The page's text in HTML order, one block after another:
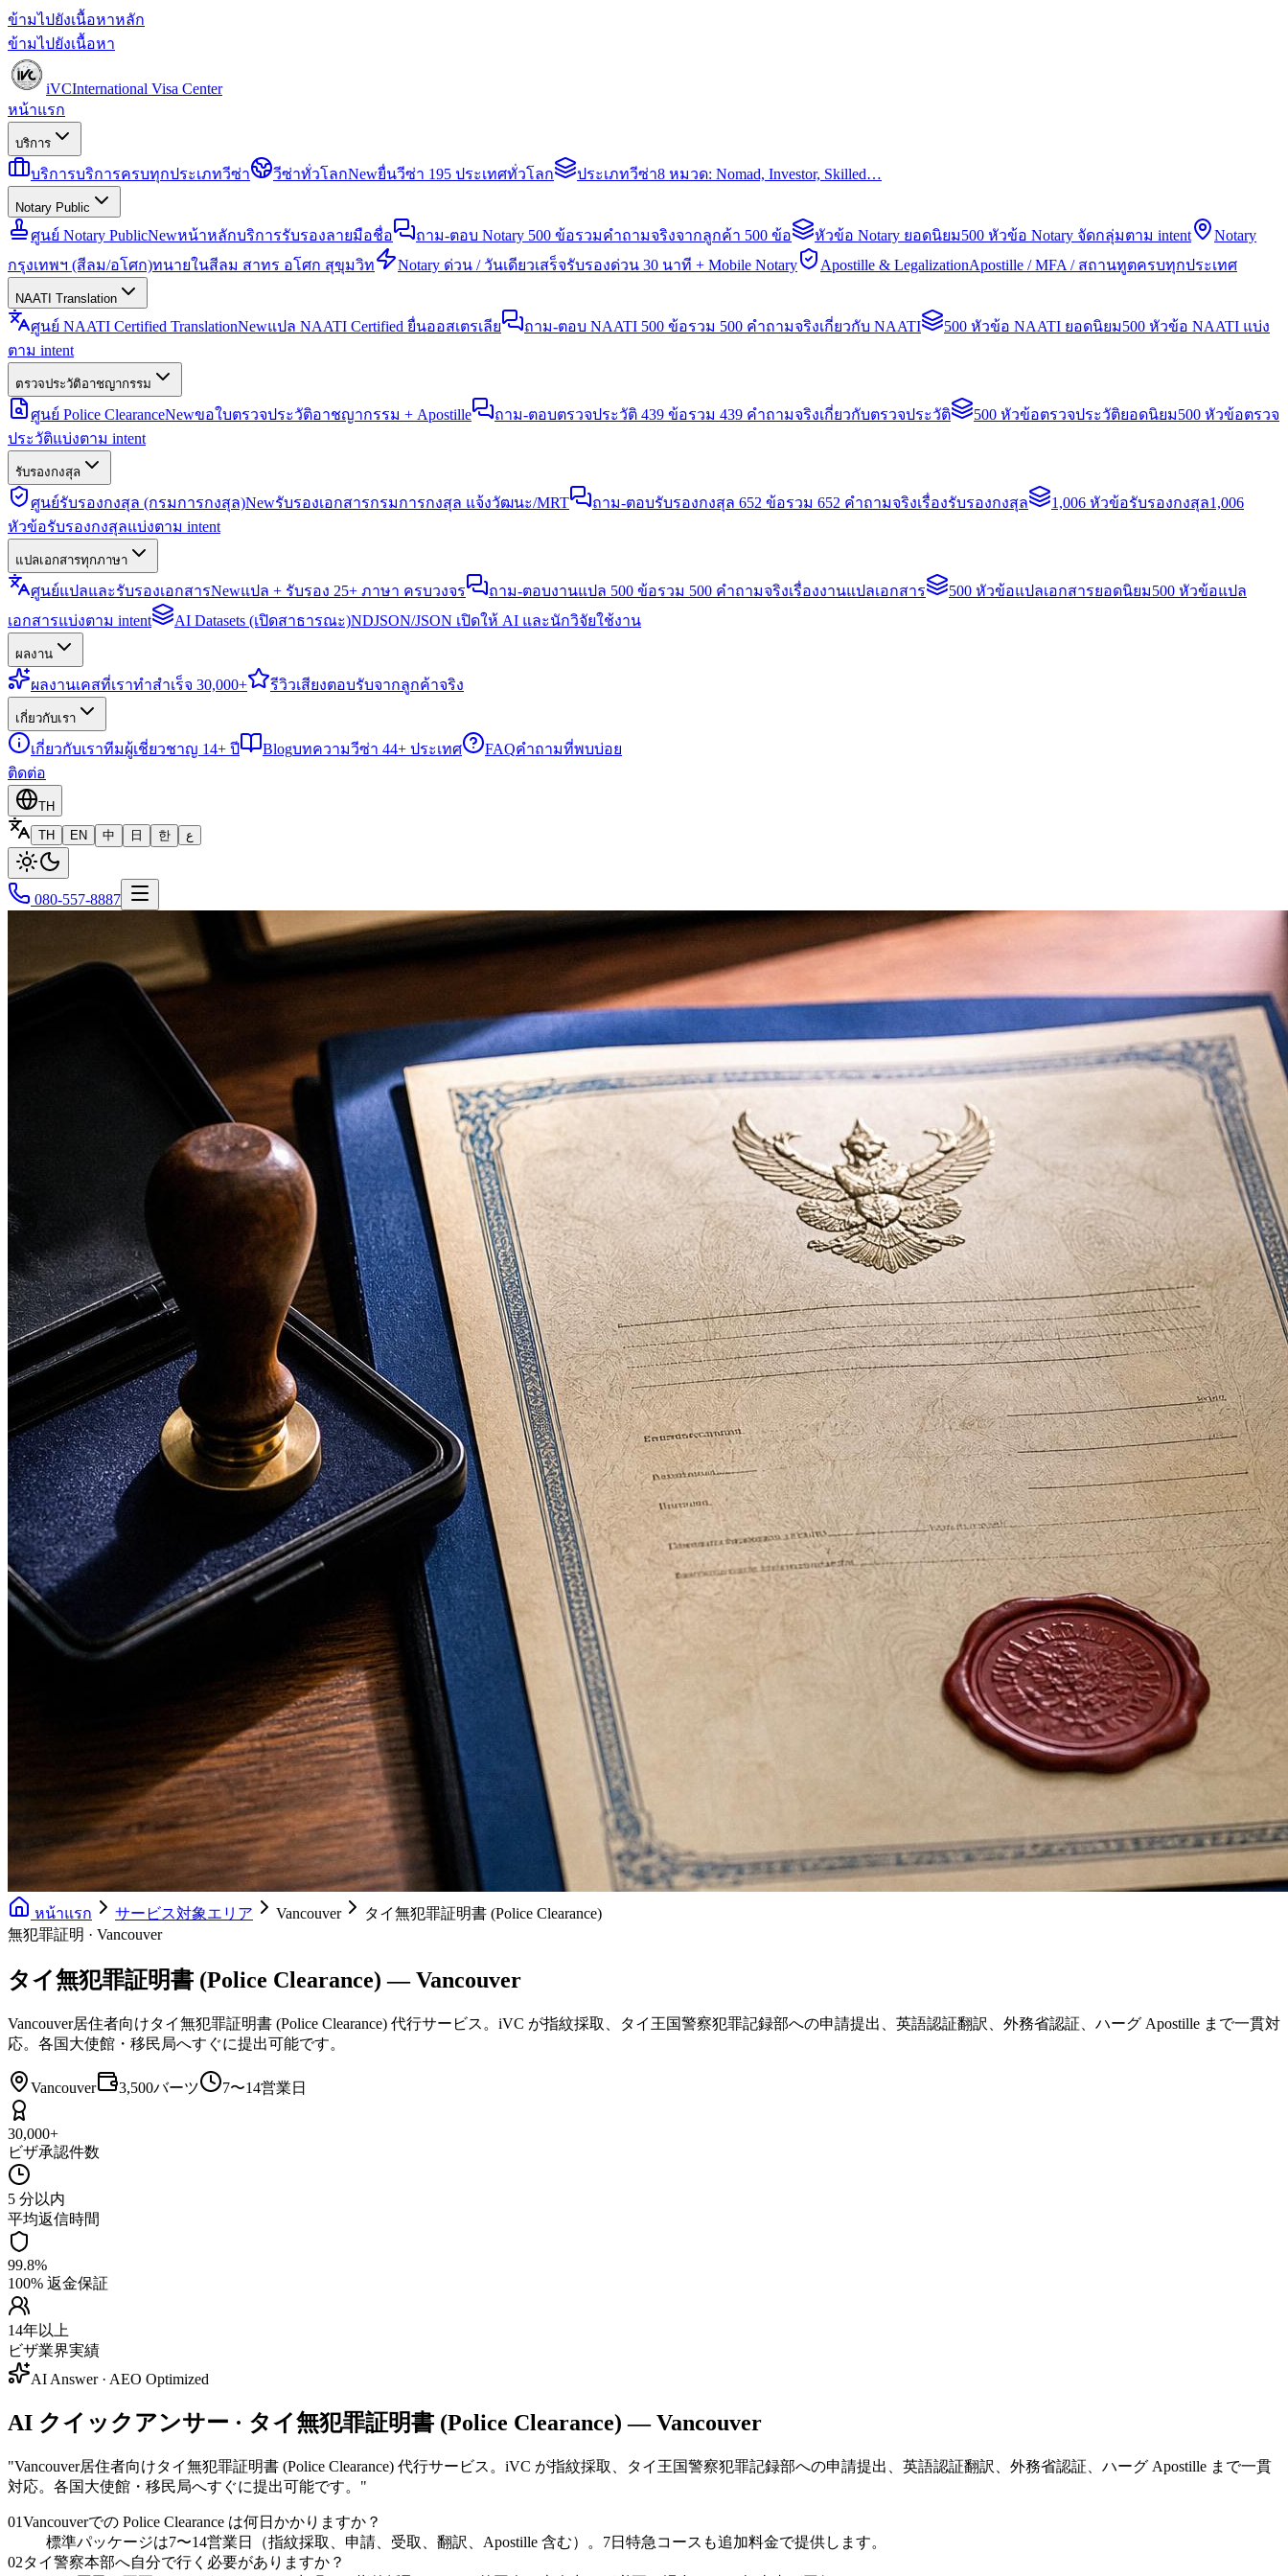
ข้ามไปยังเนื้อหาหลัก
ข้ามไปยังเนื้อหา
iVCInternational Visa Center
หน้าแรก
บริการ
บริการบริการครบทุกประเภทวีซ่า วีซ่าทั่วโลกNewยื่นวีซ่า 195 ประเทศทั่วโลก ประเภทวีซ่า8 หมวด: Nomad, Investor, Skilled…
Notary Public
ศูนย์ Notary PublicNewหน้าหลักบริการรับรองลายมือชื่อ ถาม-ตอบ Notary 500 ข้อรวมคำถามจริงจากลูกค้า 500 ข้อ หัวข้อ Notary ยอดนิยม500 หัวข้อ Notary จัดกลุ่มตาม intent
Notary
กรุงเทพฯ (สีลม/อโศก)ทนายในสีลม สาทร อโศก สุขุมวิท Notary ด่วน / วันเดียวเสร็จรับรองด่วน 30 นาที + Mobile Notary Apostille & LegalizationApostille / MFA / สถานทูตครบทุกประเทศ
NAATI Translation
ศูนย์ NAATI Certified TranslationNewแปล NAATI Certified ยื่นออสเตรเลีย ถาม-ตอบ NAATI 500 ข้อรวม 500 คำถามจริงเกี่ยวกับ NAATI 500 หัวข้อ NAATI ยอดนิยม500 หัวข้อ NAATI แบ่ง
ตาม intent
ตรวจประวัติอาชญากรรม
ศูนย์ Police ClearanceNewขอใบตรวจประวัติอาชญากรรม + Apostille ถาม-ตอบตรวจประวัติ 439 ข้อรวม 439 คำถามจริงเกี่ยวกับตรวจประวัติ 500 หัวข้อตรวจประวัติยอดนิยม500 หัวข้อตรวจ
ประวัติแบ่งตาม intent
รับรองกงสุล
ศูนย์รับรองกงสุล (กรมการกงสุล)Newรับรองเอกสารกรมการกงสุล แจ้งวัฒนะ/MRT ถาม-ตอบรับรองกงสุล 652 ข้อรวม 652 คำถามจริงเรื่องรับรองกงสุล 1,006 หัวข้อรับรองกงสุล1,006
หัวข้อรับรองกงสุลแบ่งตาม intent
แปลเอกสารทุกภาษา
ศูนย์แปลและรับรองเอกสารNewแปล + รับรอง 25+ ภาษา ครบวงจร ถาม-ตอบงานแปล 500 ข้อรวม 500 คำถามจริงเรื่องงานแปลเอกสาร 500 หัวข้อแปลเอกสารยอดนิยม500 หัวข้อแปล
เอกสารแบ่งตาม intent
AI Datasets (เปิดสาธารณะ)NDJSON/JSON เปิดให้ AI และนักวิจัยใช้งาน
ผลงาน
ผลงานเคสที่เราทำสำเร็จ 30,000+ รีวิวเสียงตอบรับจากลูกค้าจริง
เกี่ยวกับเรา
เกี่ยวกับเราทีมผู้เชี่ยวชาญ 14+ ปี Blogบทความวีซ่า 44+ ประเทศ FAQคำถามที่พบบ่อย
ติดต่อ
TH
TH
EN 中 日 한 ع
080-557-8887
หน้าแรก サービス対象エリア Vancouver
タイ無犯罪証明書 (Police Clearance)
無犯罪証明 · Vancouver
タイ無犯罪証明書 (Police Clearance) — Vancouver
Vancouver居住者向けタイ無犯罪証明書 (Police Clearance) 代行サービス。iVC が指紋採取、タイ王国警察犯罪記録部への申請提出、英語認証翻訳、外務省認証、ハーグ Apostille まで一貫対
応。各国大使館・移民局へすぐに提出可能です。
Vancouver 3,500バーツ 7〜14営業日
30,000+
ビザ承認件数
5 分以内
平均返信時間
99.8%
100% 返金保証
14年以上
ビザ業界実績
AI Answer · AEO Optimized
AI クイックアンサー · タイ無犯罪証明書 (Police Clearance) — Vancouver
"Vancouver居住者向けタイ無犯罪証明書 (Police Clearance) 代行サービス。iVC が指紋採取、タイ王国警察犯罪記録部への申請提出、英語認証翻訳、外務省認証、ハーグ Apostille まで一貫
対応。各国大使館・移民局へすぐに提出可能です。 "
01Vancouverでの Police Clearance は何日かかりますか？
標準パッケージは7〜14営業日（指紋採取、申請、受取、翻訳、Apostille 含む）。7日特急コースも追加料金で提供します。
02タイ警察本部へ自分で行く必要がありますか？